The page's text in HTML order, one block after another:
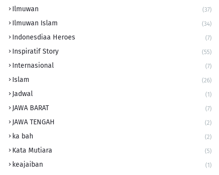
Ilmuwan (37)
Ilmuwan Islam (34)
Indonesdiaa Heroes (7)
Inspiratif Story (55)
Internasional (7)
Islam (26)
Jadwal (1)
JAWA BARAT (7)
JAWA TENGAH (2)
ka bah (2)
Kata Mutiara (5)
keajaiban (1)